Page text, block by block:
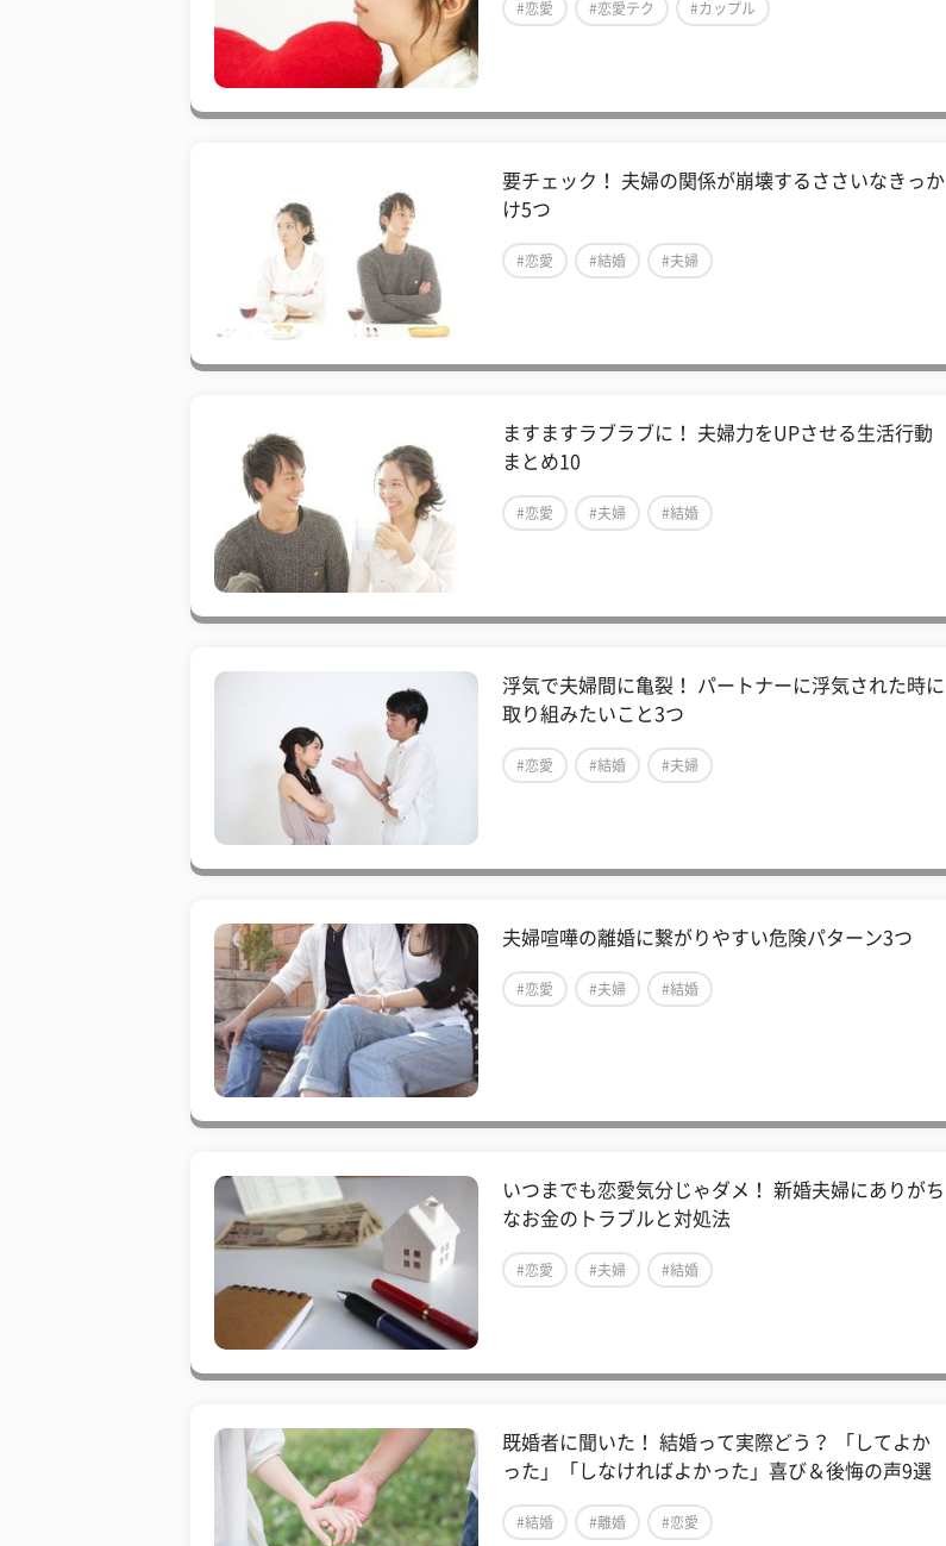
#恋愛 #恋愛テク #カップル
要チェック！ 夫婦の関係が崩壊するささいなきっか
け5つ
#恋愛 #結婚 #夫婦
ますますラブラブに！ 夫婦力をUPさせる生活行動
まとめ10
#恋愛 #夫婦 #結婚
浮気で夫婦間に亀裂！ パートナーに浮気された時に
取り組みたいこと3つ
#恋愛 #結婚 #夫婦
夫婦喧嘩の離婚に繋がりやすい危険パターン3つ
#恋愛 #夫婦 #結婚
いつまでも恋愛気分じゃダメ！ 新婚夫婦にありがち
なお金のトラブルと対処法
#恋愛 #夫婦 #結婚
既婚者に聞いた！ 結婚って実際どう？ 「してよか
った」「しなければよかった」喜び＆後悔の声9選
#結婚 #離婚 #恋愛